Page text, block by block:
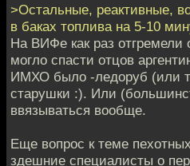
>Остальные, реактивные,
в баках топлива на 5-10
На ВИФе как раз отгремели
могло спасти отцов
ИМХО было -ледоруб (или
старушки :). Или
ввязываться вообще.
Еще вопрос к теме
здешние специалисты о